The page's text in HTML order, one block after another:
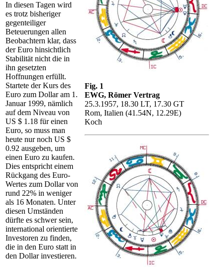
In diesen Tagen wird
es trotz bisheriger
gegenteiliger
Beteuerungen allen
Beobachtern klar, dass
der Euro hinsichtlich
Stabilität nicht die in
ihn gesetzten
Hoffnungen erfüllt.
Startete der Kurs des
Euro zum Dollar am 1.
Januar 1999, nämlich
auf dem Niveau von
US $ 1.18 für einen
Euro, so muss man
heute nur noch US $
0.92 ausgeben, um
einen Euro zu kaufen.
Dies entspricht einem
Rückgang des Euro-
Wertes zum Dollar von
rund 22% in weniger
als 16 Monaten. Unter
diesen Umständen
dürfte es schwer sein,
international orientierte
Investoren zu finden,
die in den Euro statt in
den Dollar investieren.
Fig. 1
EWG, Römer Vertrag
25.3.1957, 18.30 LT, 17.30 GT
Rom, Italien (41.54N, 12.29E)
Koch